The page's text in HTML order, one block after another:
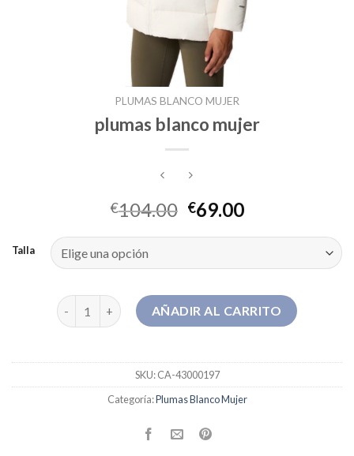
PLUMAS BLANCO MUJER
plumas blanco mujer
€104.00 €69.00
Talla
plumas blanco mujer cantidadAÑADIR AL CARRITO
SKU:CA-43000197
Categoría:Plumas Blanco Mujer